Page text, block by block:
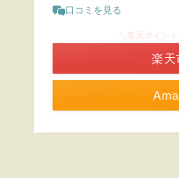
口コミを見る
楽天